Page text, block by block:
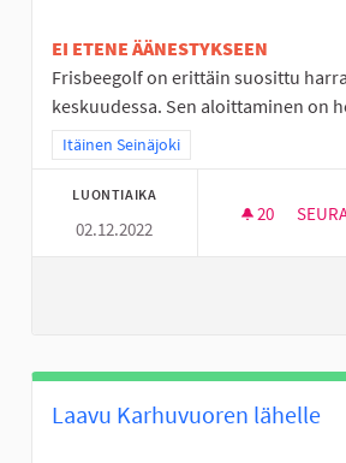
EI ETENE ÄÄNESTYKSEEN
Frisbeegolf on erittäin suosittu
keskuudessa. Sen aloittaminen on
Rajaa tulokset teeman mukaan: Itäinen
Itäinen Seinäjoki
LUONTIAIKA
02.12.2022
20 20
Laavu Karhuvuoren lähelle